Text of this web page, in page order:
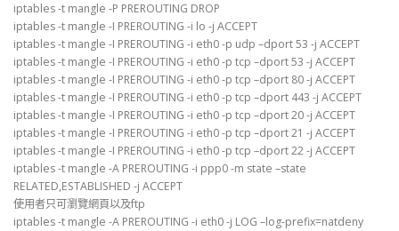
iptables -t mangle -P PREROUTING DROP
iptables -t mangle -I PREROUTING -i lo -j ACCEPT
iptables -t mangle -I PREROUTING -i eth0 -p udp –dport 53 -j ACCEPT
iptables -t mangle -I PREROUTING -i eth0 -p tcp –dport 53 -j ACCEPT
iptables -t mangle -I PREROUTING -i eth0 -p tcp –dport 80 -j ACCEPT
iptables -t mangle -I PREROUTING -i eth0 -p tcp –dport 443 -j ACCEPT
iptables -t mangle -I PREROUTING -i eth0 -p tcp –dport 20 -j ACCEPT
iptables -t mangle -I PREROUTING -i eth0 -p tcp –dport 21 -j ACCEPT
iptables -t mangle -I PREROUTING -i eth0 -p tcp –dport 22 -j ACCEPT
iptables -t mangle -A PREROUTING -i ppp0 -m state –state
RELATED,ESTABLISHED -j ACCEPT
使用者只可瀏覽網頁以及ftp
iptables -t mangle -A PREROUTING -i eth0 -j LOG –log-prefix=natdeny